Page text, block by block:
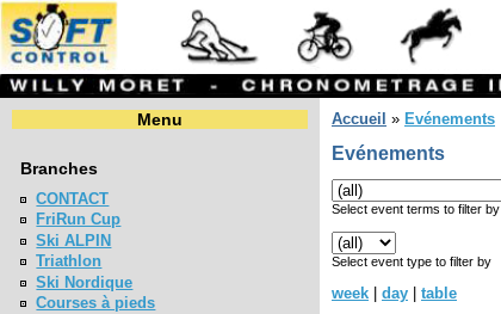
Menu
Branches
CONTACT
FriRun Cup
Ski ALPIN
Triathlon
Ski Nordique
Courses à pieds
Accueil » Evénements
Evénements
Select event terms to filter by
Select event type to filter by
week day
table